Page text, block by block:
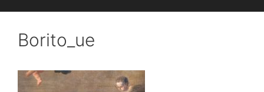
Borito_ue